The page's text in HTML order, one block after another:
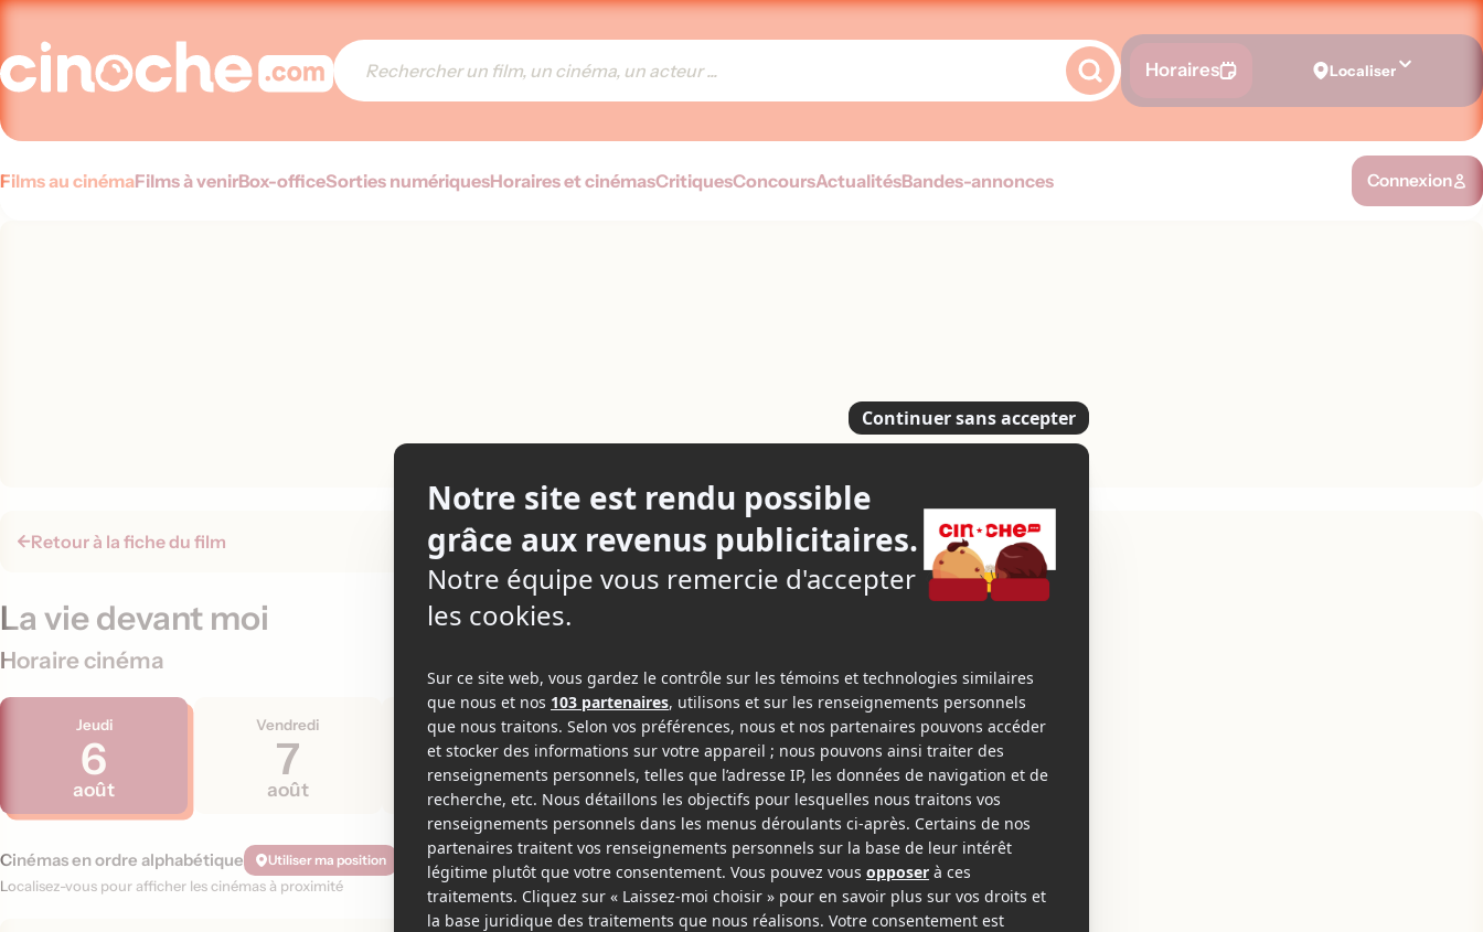
Horaires Localiser
Films au cinémaFilms à venirBox-officeSorties numériquesHoraires et cinémasCritiquesConcoursActualitésBandes-annonces Connexion
Retour à la fiche du film
La vie devant moi
Horaire cinéma
Jeudi
6
août
Vendredi
7
août
Samedi
8
août
Dimanche
9
août
Lundi
10
août
Mardi
11
août
Cinémas en ordre alphabétique Utiliser ma position
Localisez-vous pour afficher les cinémas à proximité